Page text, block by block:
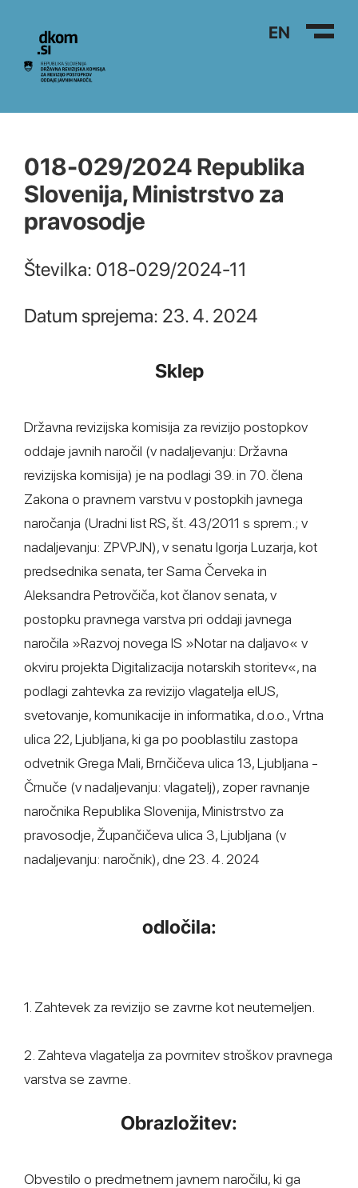
Na vsebino EN
018-029/2024 Republika
Slovenija, Ministrstvo za
pravosodje
Številka: 018-029/2024-11
Datum sprejema: 23. 4. 2024
Sklep
Državna revizijska komisija za revizijo postopkov
oddaje javnih naročil (v nadaljevanju: Državna
revizijska komisija) je na podlagi 39. in 70. člena
Zakona o pravnem varstvu v postopkih javnega
naročanja (Uradni list RS, št. 43/2011 s sprem.; v
nadaljevanju: ZPVPJN), v senatu Igorja Luzarja, kot
predsednika senata, ter Sama Červeka in
Aleksandra Petrovčiča, kot članov senata, v
postopku pravnega varstva pri oddaji javnega
naročila »Razvoj novega IS »Notar na daljavo« v
okviru projekta Digitalizacija notarskih storitev«, na
podlagi zahtevka za revizijo vlagatelja eIUS,
svetovanje, komunikacije in informatika, d.o.o., Vrtna
ulica 22, Ljubljana, ki ga po pooblastilu zastopa
odvetnik Grega Mali, Brnčičeva ulica 13, Ljubljana -
Črnuče (v nadaljevanju: vlagatelj), zoper ravnanje
naročnika Republika Slovenija, Ministrstvo za
pravosodje, Župančičeva ulica 3, Ljubljana (v
nadaljevanju: naročnik), dne 23. 4. 2024
odločila:
1. Zahtevek za revizijo se zavrne kot neutemeljen.
2. Zahteva vlagatelja za povrnitev stroškov pravnega
varstva se zavrne.
Obrazložitev:
Obvestilo o predmetnem javnem naročilu, ki ga